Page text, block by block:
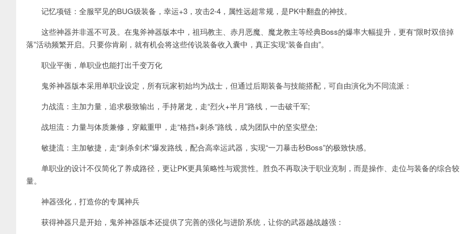
记忆项链：全服罕见的BUG级装备，幸运+3，攻击2-4，属性远超常规，是PK中翻盘的神技。
这些神器并非遥不可及。在鬼斧神器版本中，祖玛教主、赤月恶魔、魔龙教主等经典Boss的爆率大幅提升，更有“限时双倍掉
落”活动频繁开启。只要你肯刷，就有机会将这些传说装备收入囊中，真正实现“装备自由”。
职业平衡，单职业也能打出千变万化
鬼斧神器版本采用单职业设定，所有玩家初始均为战士，但通过后期装备与技能搭配，可自由演化为不同流派：
力战流：主加力量，追求极致输出，手持屠龙，走“烈火+半月”路线，一击破千军;
战坦流：力量与体质兼修，穿戴重甲，走“格挡+刺杀”路线，成为团队中的坚实壁垒;
敏捷流：主加敏捷，走“刺杀剑术”爆发路线，配合高幸运武器，实现“一刀暴击秒Boss”的极致快感。
单职业的设计不仅简化了养成路径，更让PK更具策略性与观赏性。胜负不再取决于职业克制，而是操作、走位与装备的综合较
量。
神器强化，打造你的专属神兵
获得神器只是开始，鬼斧神器版本还提供了完善的强化与进阶系统，让你的武器越战越强：